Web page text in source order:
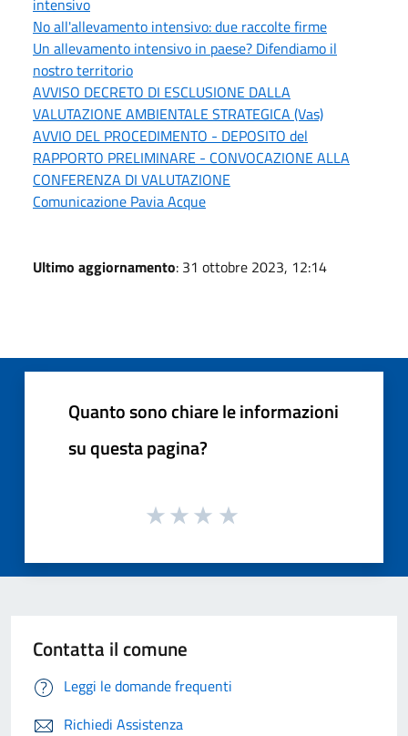
intensivo
No all'allevamento intensivo: due raccolte firme
Un allevamento intensivo in paese? Difendiamo il
nostro territorio
AVVISO DECRETO DI ESCLUSIONE DALLA
VALUTAZIONE AMBIENTALE STRATEGICA (Vas)
AVVIO DEL PROCEDIMENTO - DEPOSITO del
RAPPORTO PRELIMINARE - CONVOCAZIONE ALLA
CONFERENZA DI VALUTAZIONE
Comunicazione Pavia Acque
Ultimo aggiornamento: 31 ottobre 2023, 12:14
Quanto sono chiare le informazioni
su questa pagina?
Contatta il comune
Leggi le domande frequenti
Richiedi Assistenza